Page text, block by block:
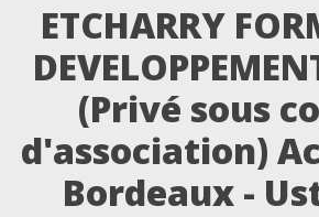
ETCHARRY
(Privé sous
d'association)
Bordeaux -